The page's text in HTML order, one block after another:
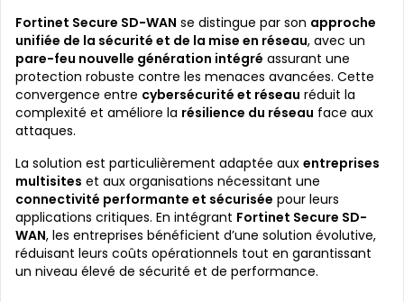
Fortinet Secure SD-WAN se distingue par son approche
unifiée de la sécurité et de la mise en réseau, avec un
pare-feu nouvelle génération intégré assurant une
protection robuste contre les menaces avancées. Cette
convergence entre cybersécurité et réseau réduit la
complexité et améliore la résilience du réseau face aux
attaques.
La solution est particulièrement adaptée aux entreprises
multisites et aux organisations nécessitant une
connectivité performante et sécurisée pour leurs
applications critiques. En intégrant Fortinet Secure SD-
WAN, les entreprises bénéficient d’une solution évolutive,
réduisant leurs coûts opérationnels tout en garantissant
un niveau élevé de sécurité et de performance.